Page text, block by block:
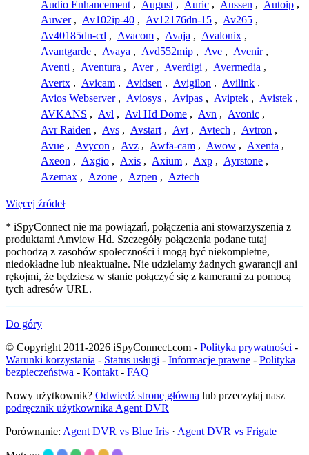
Audio Enhancement , August , Auric , Aussen , Autoip ,
Auwer , Av102ip-40 , Av12176dn-15 , Av265 ,
Av40185dn-cd , Avacom , Avaja , Avalonix ,
Avantgarde , Avaya , Avd552mip , Ave , Avenir ,
Aventi , Aventura , Aver , Averdigi , Avermedia ,
Avertx , Avicam , Avidsen , Avigilon , Avilink ,
Avios Webserver , Aviosys , Avipas , Aviptek , Avistek ,
AVKANS , Avl , Avl Hd Dome , Avn , Avonic ,
Avr Raiden , Avs , Avstart , Avt , Avtech , Avtron ,
Avue , Avycon , Avz , Awfa-cam , Awow , Axenta ,
Axeon , Axgio , Axis , Axium , Axp , Ayrstone ,
Azemax , Azone , Azpen , Aztech
Więcej źródeł
* iSpyConnect nie ma powiązań, połączenia ani stowarzyszenia z
produktami Amview Hd. Szczegóły połączenia podane tutaj
pochodzą z zasobów społeczności i mogą być niekompletne,
niedokładne lub nieaktualne. Nie udzielamy żadnych gwarancji ani
rękojmi, że będziesz w stanie połączyć się z kamerami za pomocą
tych adresów URL.
Do góry
© Copyright 2011-2026 iSpyConnect.com - Polityka prywatności -
Warunki korzystania - Status usługi - Informacje prawne - Polityka
bezpieczeństwa - Kontakt - FAQ
Nowy użytkownik? Odwiedź stronę główną lub przeczytaj nasz
podręcznik użytkownika Agent DVR
Porównanie: Agent DVR vs Blue Iris · Agent DVR vs Frigate